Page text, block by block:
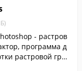
- растров
программа д
растровой гра